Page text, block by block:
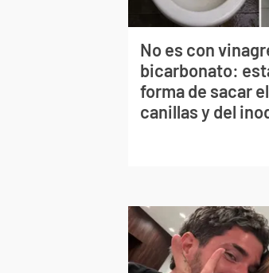
No es con
bicarbonato:
forma de sacar
canillas y del